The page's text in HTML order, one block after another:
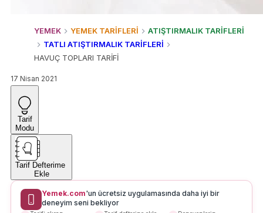
YEMEK YEMEK TARİFLERİ
ATIŞTIRMALIK TARİFLERİ
TATLI ATIŞTIRMALIK TARİFLERİ
HAVUÇ TOPLARI TARİFİ
17 Nisan 2021
Tarif
Modu
Tarif Defterime
Ekle
Yemek.com'un ücretsiz uygulamasında daha iyi bir
deneyim seni bekliyor